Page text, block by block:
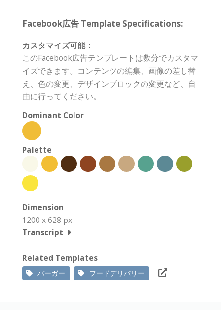
Facebook広告 Template Specifications:
カスタマイズ可能：
このFacebook広告テンプレートは数分でカスタマ
イズできます。コンテンツの編集、画像の差し替
え、色の変更、デザインブロックの変更など、自
由に行ってください。
Dominant Color
Palette
Dimension
1200 x 628 px
Transcript
Related Templates
バーガー フードデリバリー